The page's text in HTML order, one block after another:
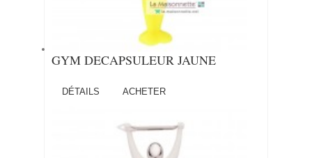
GYM DECAPSULEUR JAUNE
DÉTAILS ACHETER